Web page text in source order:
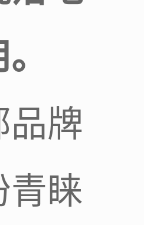
品牌
青睐